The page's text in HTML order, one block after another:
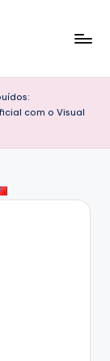
com o Visual